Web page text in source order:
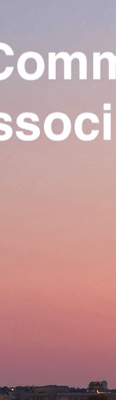
affichées
sociaux